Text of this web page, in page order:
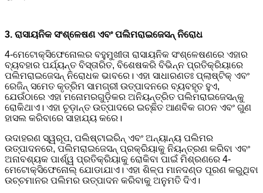
3. ରାସାୟନିକ ସଂଶ୍ଳେଷଣ ଏବଂ ପଲିମରାଇଜେସନ୍ ନିରୋଧ
4-ମେଟୋକ୍ସିଫେନୋଲର ବହୁମୁଖୀତା ରାସାୟନିକ ସଂଶ୍ଳେଷଣରେ ଏହାର
ବ୍ୟବହାର ପର୍ଯ୍ୟନ୍ତ ବିସ୍ତାରିତ, ବିଶେଷକରି ବିଭିନ୍ନ ପ୍ରତିକ୍ରିୟାରେ
ପଲିମରାଇଜେସନ୍ ନିରୋଧକ ଭାବରେ। ଏହା ସାଧାରଣତଃ ପ୍ଲାଷ୍ଟିକ୍ ଏବଂ
ରେଜିନ୍ ସମେତ କୃତ୍ରିମ ସାମଗ୍ରୀ ଉତ୍ପାଦନରେ ବ୍ୟବହୃତ ହୁଏ,
ଯେଉଁଠାରେ ଏହା ମନୋମରଗୁଡ଼ିକର ଅନିୟନ୍ତ୍ରିତ ପଲିମରାଇଜେସନ୍କୁ
ରୋକିଥାଏ। ଏହା ଚୂଡ଼ାନ୍ତ ଉତ୍ପାଦରେ ଇଚ୍ଛିତ ଆଣବିକ ଗଠନ ଏବଂ ଗୁଣ
ହାସଲ କରିବାରେ ସାହାଯ୍ୟ କରେ।
ଉଦାହରଣ ସ୍ୱରୂପ, ପଲିଷ୍ଟାଇରିନ୍ ଏବଂ ଅନ୍ୟାନ୍ୟ ପଲିମର
ଉତ୍ପାଦନରେ, ପଲିମରାଇଜେସନ୍ ପ୍ରକ୍ରିୟାକୁ ନିୟନ୍ତ୍ରଣ କରିବା ଏବଂ
ଅନାବଶ୍ୟକ ପାର୍ଶ୍ୱ ପ୍ରତିକ୍ରିୟାକୁ ରୋକିବା ପାଇଁ ମିଶ୍ରଣରେ 4-
ମେଟୋକ୍ସିଫେନୋଲ୍ ଯୋଡାଯାଏ। ଏହା ଶିଳ୍ପ ମାନଦଣ୍ଡ ପୂରଣ କରୁଥିବା
ଉଚ୍ଚମାନର ପଲିମର ଉତ୍ପାଦନ କରିବାକୁ ଅନୁମତି ଦିଏ।